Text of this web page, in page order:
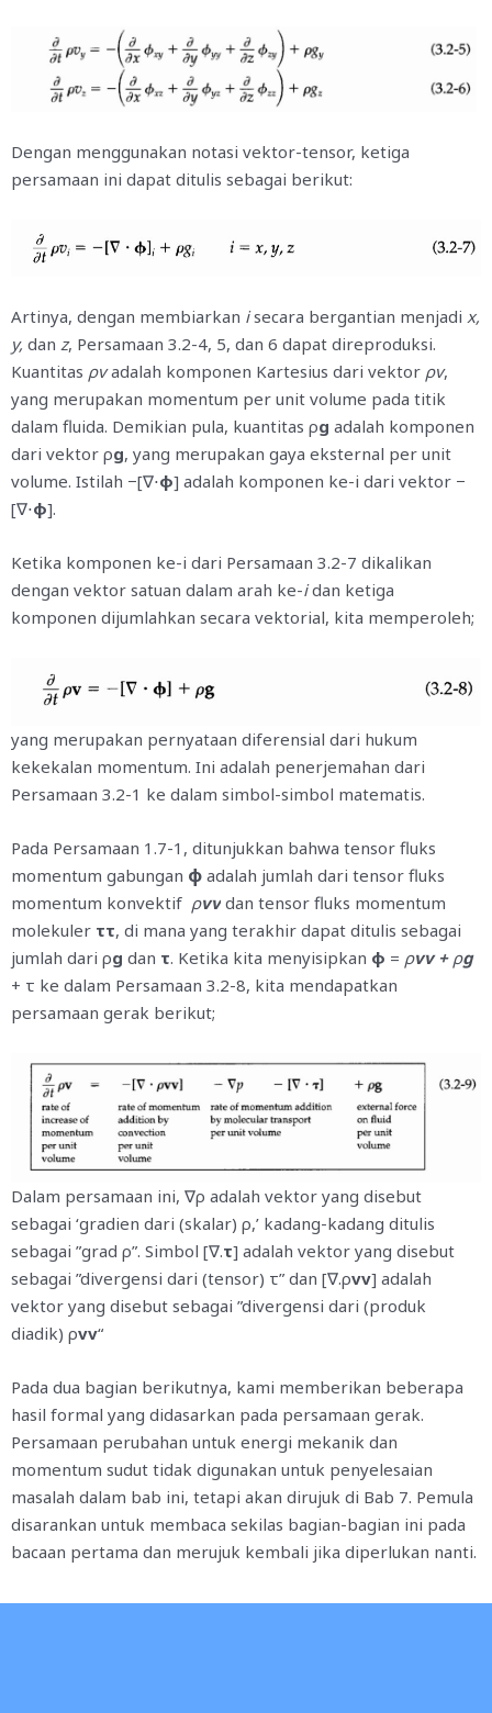
Dengan menggunakan notasi vektor-tensor, ketiga
persamaan ini dapat ditulis sebagai berikut:
Artinya, dengan membiarkan isecara bergantian menjadi x,
y, dan z, Persamaan 3.2-4, 5, dan 6 dapat direproduksi.
Kuantitas ρvadalah komponen Kartesius dari vektor ρv,
yang merupakan momentum per unit volume pada titik
dalam fluida. Demikian pula, kuantitas ρg adalah komponen
dari vektor ρg, yang merupakan gaya eksternal per unit
volume. Istilah −[∇⋅φ] adalah komponen ke-i dari vektor −
[∇⋅φ].
Ketika komponen ke-i dari Persamaan 3.2-7 dikalikan
dengan vektor satuan dalam arah ke-idan ketiga
komponen dijumlahkan secara vektorial, kita memperoleh;
yang merupakan pernyataan diferensial dari hukum
kekekalan momentum. Ini adalah penerjemahan dari
Persamaan 3.2-1 ke dalam simbol-simbol matematis.
Pada Persamaan 1.7-1, ditunjukkan bahwa tensor fluks
momentum gabungan φ adalah jumlah dari tensor fluks
momentum konvektif ρvv dan tensor fluks momentum
molekuler ττ, di mana yang terakhir dapat ditulis sebagai
jumlah dari ρg dan τ. Ketika kita menyisipkan φ = ρvv + ρg
+ τ ke dalam Persamaan 3.2-8, kita mendapatkan
persamaan gerak berikut;
Dalam persamaan ini, ∇ρ adalah vektor yang disebut
sebagai ‘gradien dari (skalar) ρ,’ kadang-kadang ditulis
sebagai ”grad ρ”. Simbol [∇.τ] adalah vektor yang disebut
sebagai ”divergensi dari (tensor) τ” dan [∇.ρvv] adalah
vektor yang disebut sebagai ”divergensi dari (produk
diadik) ρvv“
Pada dua bagian berikutnya, kami memberikan beberapa
hasil formal yang didasarkan pada persamaan gerak.
Persamaan perubahan untuk energi mekanik dan
momentum sudut tidak digunakan untuk penyelesaian
masalah dalam bab ini, tetapi akan dirujuk di Bab 7. Pemula
disarankan untuk membaca sekilas bagian-bagian ini pada
bacaan pertama dan merujuk kembali jika diperlukan nanti.